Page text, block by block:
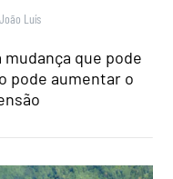
João Luís
que pode
pode aumentar o